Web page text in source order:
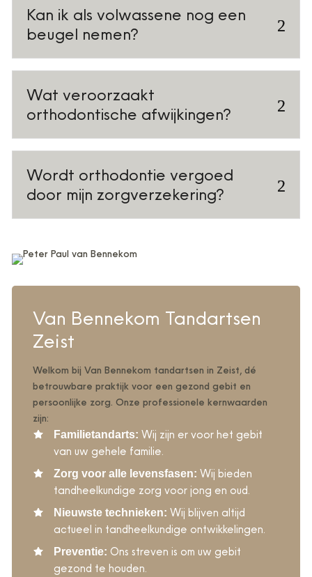
Kan ik als volwassene nog een
beugel nemen?
Wat veroorzaakt
orthodontische afwijkingen?
Wordt orthodontie vergoed
door mijn zorgverzekering?
Van Bennekom Tandartsen
Zeist
Welkom bij Van Bennekom tandartsen in Zeist, dé
betrouwbare praktijk voor een gezond gebit en
persoonlijke zorg. Onze professionele kernwaarden
zijn:
Familietandarts: Wij zijn er voor het gebit
van uw gehele familie.
Zorg voor alle levensfasen: Wij bieden
tandheelkundige zorg voor jong en oud.
Nieuwste technieken: Wij blijven altijd
actueel in tandheelkundige ontwikkelingen.
Preventie: Ons streven is om uw gebit
gezond te houden.